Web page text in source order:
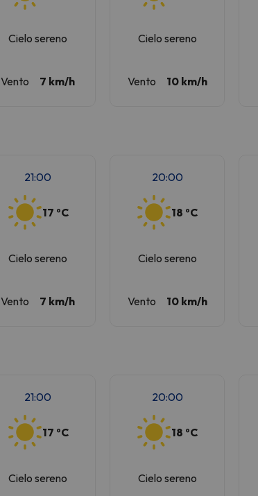
Cielo sereno
Vento 7 km/h
Cielo sereno
Vento 10 km/h
21:00
17 ºC
Cielo sereno
Vento 7 km/h
20:00
18 ºC
Cielo sereno
Vento 10 km/h
21:00
17 ºC
Cielo sereno
20:00
18 ºC
Cielo sereno